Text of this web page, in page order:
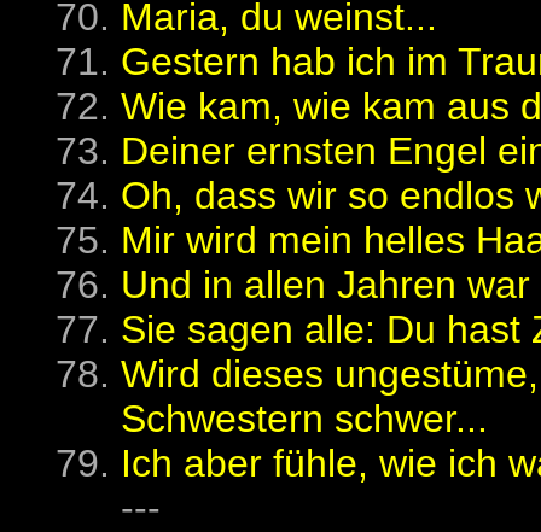
Maria, du weinst...
Gestern hab ich im
Wie kam, wie kam aus
Deiner ernsten Engel
Oh, dass wir so endlos
Mir wird mein helles
Und in allen Jahren
Sie sagen alle: Du hast
Wird dieses
Schwestern schwer...
Ich aber fühle, wie ich
---